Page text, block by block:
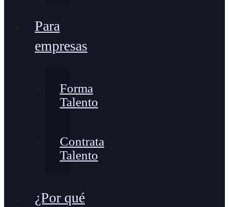
Para
empresas
Forma
Talento
Contrata
Talento
¿Por qué